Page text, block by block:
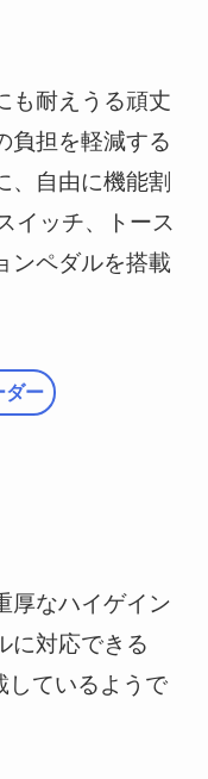
も耐えうる頑丈
負担を軽減する
、自由に機能割
イッチ、トース
ンペダルを搭載
ダー
厚なハイゲイン
に対応できる
しているようで